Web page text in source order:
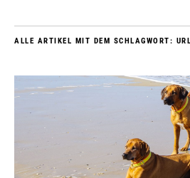
ALLE ARTIKEL MIT DEM SCHLAGWORT: